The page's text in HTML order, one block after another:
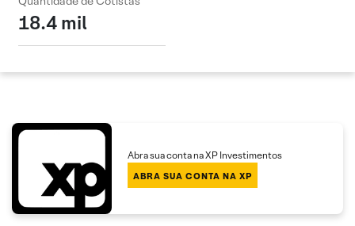
18.4 mil
Abra sua conta na XP Investimentos
ABRA SUA CONTA NA XP